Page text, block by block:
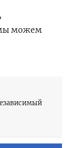
мы можем